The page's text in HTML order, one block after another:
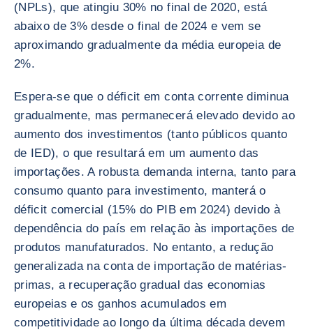
(NPLs), que atingiu 30% no final de 2020, está
abaixo de 3% desde o final de 2024 e vem se
aproximando gradualmente da média europeia de
2%.
Espera-se que o déficit em conta corrente diminua
gradualmente, mas permanecerá elevado devido ao
aumento dos investimentos (tanto públicos quanto
de IED), o que resultará em um aumento das
importações. A robusta demanda interna, tanto para
consumo quanto para investimento, manterá o
déficit comercial (15% do PIB em 2024) devido à
dependência do país em relação às importações de
produtos manufaturados. No entanto, a redução
generalizada na conta de importação de matérias-
primas, a recuperação gradual das economias
europeias e os ganhos acumulados em
competitividade ao longo da última década devem